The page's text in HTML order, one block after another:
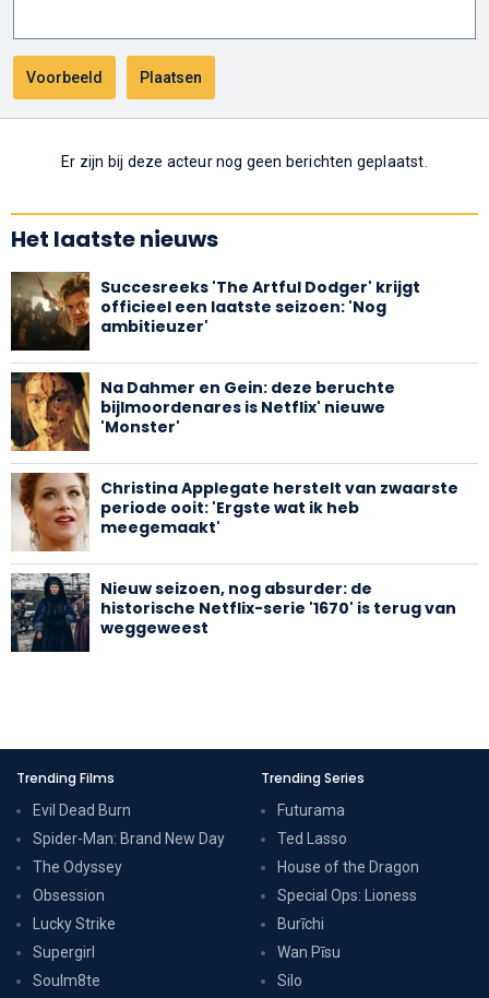
Er zijn bij deze acteur nog geen berichten geplaatst.
Het laatste nieuws
Succesreeks 'The Artful Dodger' krijgt
officieel een laatste seizoen: 'Nog
ambitieuzer'
Na Dahmer en Gein: deze beruchte
bijlmoordenares is Netflix' nieuwe
'Monster'
Christina Applegate herstelt van zwaarste
periode ooit: 'Ergste wat ik heb
meegemaakt'
Nieuw seizoen, nog absurder: de
historische Netflix-serie '1670' is terug van
weggeweest
Trending Films
Evil Dead Burn
Spider-Man: Brand New Day
The Odyssey
Obsession
Lucky Strike
Supergirl
Soulm8te
Trending Series
Futurama
Ted Lasso
House of the Dragon
Special Ops: Lioness
Burīchi
Wan Pīsu
Silo